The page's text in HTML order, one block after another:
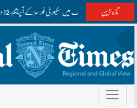
تازہ ترینواشک اور مستونگ میں سکیورٹی فورسز کے آپریشنز، 12 دہشتگرد جہنم واصل